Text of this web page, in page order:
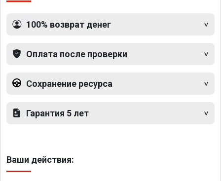
100% возврат денег
Оплата после проверки
Сохранение ресурса
Гарантия 5 лет
Ваши действия: